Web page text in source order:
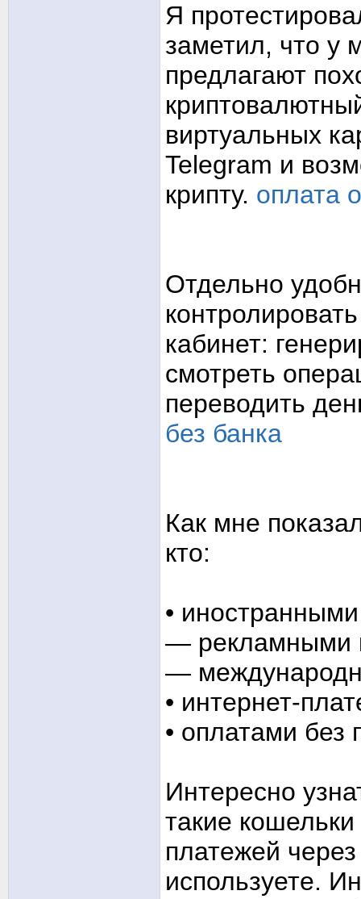
Я
заметил, что у
предлагают
виртуальных
Telegram и
крипту. оплата
Отдельно
кабинет:
смотреть
переводить
без банка
Как мне
кто:
•
— рекламными
—
• интернет-
• оплатами без
Интересно
такие
платежей
используете.